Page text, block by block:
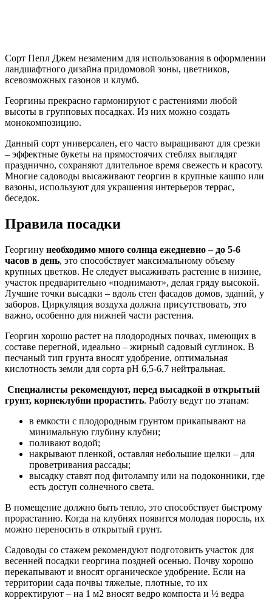
Сорт Пепл Джем незаменим для использования в оформлении
ландшафтного дизайна придомовой зоны, цветников,
всевозможных газонов и клумб.
Георгины прекрасно гармонируют с растениями любой
высоты в групповых посадках. Из них можно создать
монокомпозицию.
Данный сорт универсален, его часто выращивают для срезки
– эффектные букеты на прямостоячих стеблях выглядят
празднично, сохраняют длительное время свежесть и красоту.
Многие садоводы высаживают георгин в крупные кашпо или
вазоны, используют для украшения интерьеров террас,
беседок.
Правила посадки
Георгину необходимо много солнца ежедневно – до 5-6
часов в день, это способствует максимальному объему
крупных цветков. Не следует высаживать растение в низине,
участок предварительно «поднимают», делая гряду высокой.
Лучшие точки высадки – вдоль стен фасадов домов, зданий, у
заборов. Циркуляция воздуха должна присутствовать, это
важно, особенно для нижней части растения.
Георгин хорошо растет на плодородных почвах, имеющих в
составе перегной, идеально – жирный садовый суглинок. В
песчаный тип грунта вносят удобрение, оптимальная
кислотность земли для сорта рН 6,5-6,7 нейтральная.
Специалисты рекомендуют, перед высадкой в открытый
грунт, корнеклубни прорастить. Работу ведут по этапам:
в емкости с плодородным грунтом прикапывают на
минимальную глубину клубни;
поливают водой;
накрывают пленкой, оставляя небольшие щелки – для
проветривания рассады;
высадку ставят под фитолампу или на подоконники, где
есть доступ солнечного света.
В помещение должно быть тепло, это способствует быстрому
прорастанию. Когда на клубнях появится молодая поросль, их
можно переносить в открытый грунт.
Садоводы со стажем рекомендуют подготовить участок для
весенней посадки георгина поздней осенью. Почву хорошо
перекапывают и вносят органическое удобрение. Если на
территории сада почвы тяжелые, плотные, то их
корректируют – на 1 м2 вносят ведро компоста и ½ ведра